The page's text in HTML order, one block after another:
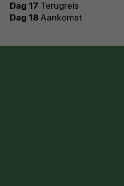
Dag 17 Terugreis
Dag 18 Aankomst